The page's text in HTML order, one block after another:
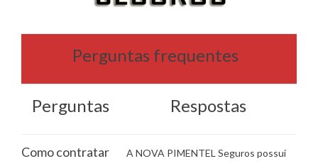
Perguntas frequentes
Perguntas Respostas
Como contratar
A NOVA PIMENTEL Seguros possui